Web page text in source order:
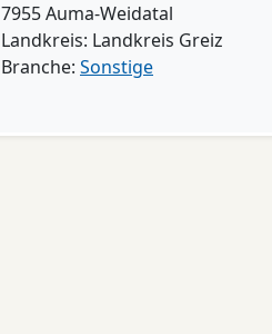
7955 Auma-Weidatal
Landkreis: Landkreis Greiz
Branche: Sonstige